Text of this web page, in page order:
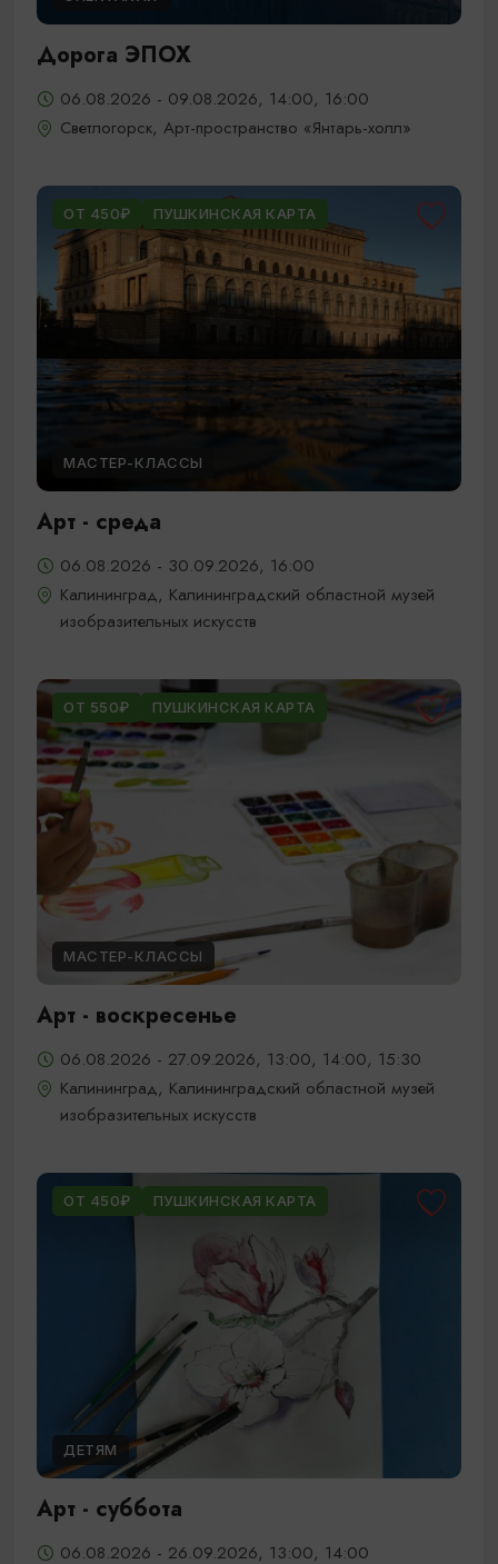
Дорога ЭПОХ
06.08.2026 - 09.08.2026, 14:00, 16:00
Светлогорск, Арт-пространство «Янтарь-холл»
ОТ 450₽ ПУШКИНСКАЯ КАРТА
МАСТЕР-КЛАССЫ
Арт - среда
06.08.2026 - 30.09.2026, 16:00
Калининград, Калининградский областной музей
изобразительных искусств
ОТ 550₽ ПУШКИНСКАЯ КАРТА
МАСТЕР-КЛАССЫ
Арт - воскресенье
06.08.2026 - 27.09.2026, 13:00, 14:00, 15:30
Калининград, Калининградский областной музей
изобразительных искусств
ОТ 450₽ ПУШКИНСКАЯ КАРТА
ДЕТЯМ
Арт - суббота
06.08.2026 - 26.09.2026, 13:00, 14:00